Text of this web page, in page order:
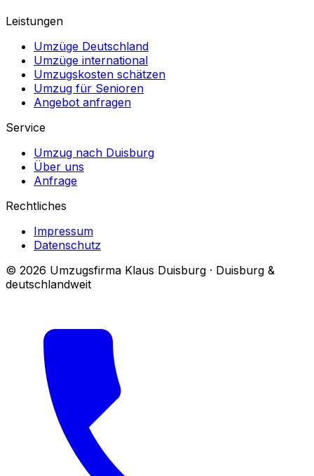
Leistungen
Umzüge Deutschland
Umzüge international
Umzugskosten schätzen
Umzug für Senioren
Angebot anfragen
Service
Umzug nach Duisburg
Über uns
Anfrage
Rechtliches
Impressum
Datenschutz
© 2026 Umzugsfirma Klaus Duisburg · Duisburg &
deutschlandweit